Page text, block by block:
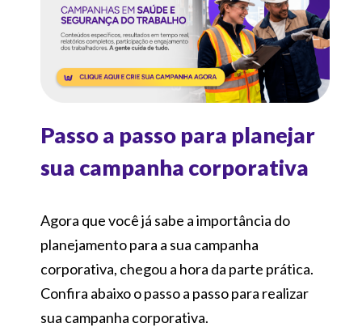
Passo a passo para planejar
sua campanha corporativa
Agora que você já sabe a importância do
planejamento para a sua campanha
corporativa, chegou a hora da parte prática.
Confira abaixo o passo a passo para realizar
sua campanha corporativa.